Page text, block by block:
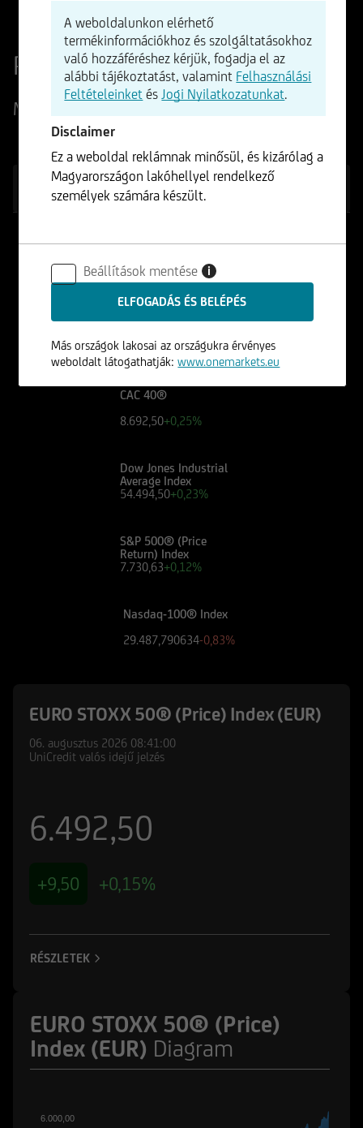
Piaci áttekintés
Mai piaci kiemelések
INDEXEK FOREX ÁRUCIKKEK
EURO STOXX 50®
(Price) Index (EUR)
6.492,50+0,15%
DAX® (Performance)
26.181,00-0,03%
CAC 40®
8.692,50+0,25%
Dow Jones Industrial
Average Index
54.494,50+0,23%
S&P 500® (Price
Return) Index
7.730,63+0,12%
Nasdaq-100® Index
29.487,790634-0,83%
EURO STOXX 50® (Price) Index (EUR)
06. augusztus 2026 08:41:00
UniCredit valós idejű jelzés
6.492,50
+9,50 +0,15%
RÉSZLETEK
EURO STOXX 50® (Price)
Index (EUR) Diagram
6.000,00
A weboldalunkon elérhető
termékinformációkhoz és szolgáltatásokhoz
való hozzáféréshez kérjük, fogadja el az
alábbi tájékoztatást, valamint Felhasználási
Feltételeinket ésJogi Nyilatkozatunkat.
Disclaimer
Ez a weboldal reklámnak minősül, és kizárólag a
Magyarországon lakóhellyel rendelkező
személyek számára készült.
Beállítások mentése i
Más országok lakosai az országukra érvényes
weboldalt látogathatják:www.onemarkets.eu